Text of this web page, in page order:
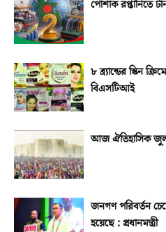
পোশাক রপ্তানিতে
৮ ব্র্যান্ডের স্কিন
বিএসটিআই
আজ ঐতিহাসিক
জনগণ পরিবর্তন
হয়েছে : প্রধানমন্ত্রী